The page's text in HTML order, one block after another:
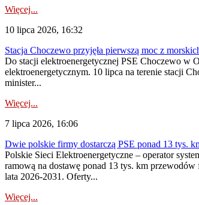
Więcej...
10 lipca 2026, 16:32
Stacja Choczewo przyjęła pierwszą moc z
Do stacji elektroenergetycznej PSE Choczewo w
elektroenergetycznym. 10 lipca na terenie stacji
minister...
Więcej...
7 lipca 2026, 16:06
Dwie polskie firmy dostarczą PSE ponad 13 tys.
Polskie Sieci Elektroenergetyczne – operator
ramową na dostawę ponad 13 tys. km
lata 2026-2031. Oferty...
Więcej...